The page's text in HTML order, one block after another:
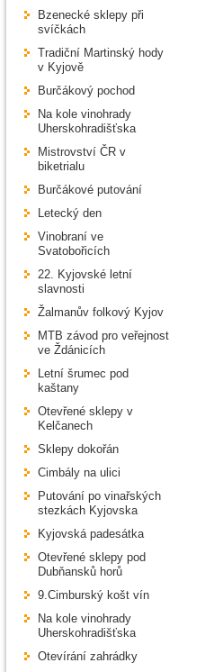
Bzenecké sklepy při
svíčkách
Tradiční Martinský hody
v Kyjově
Burčákový pochod
Na kole vinohrady
Uherskohradišťska
Mistrovství ČR v
biketrialu
Burčákové putování
Letecký den
Vinobraní ve
Svatobořicích
22. Kyjovské letní
slavnosti
Žalmanův folkový Kyjov
MTB závod pro veřejnost
ve Ždánicích
Letní šrumec pod
kaštany
Otevřené sklepy v
Kelčanech
Sklepy dokořán
Cimbály na ulici
Putování po vinařských
stezkách Kyjovska
Kyjovská padesátka
Otevřené sklepy pod
Dubňansků horů
9.Cimburský košt vín
Na kole vinohrady
Uherskohradišťska
Otevírání zahrádky